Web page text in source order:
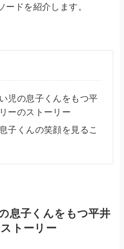
ードを紹介します。
児の息子くんをもつ平
ーのストーリー
子くんの笑顔を見るこ
息子くんをもつ平井
トーリー